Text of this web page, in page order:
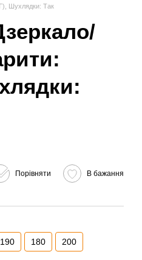
Шухлядки: Так
Порівняти В бажання
190 180 200